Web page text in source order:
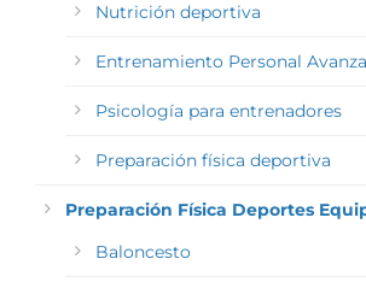
Nutrición deportiva
Entrenamiento Personal
Psicología para entrenadores
Preparación física deportiva
Preparación Física Deportes
Baloncesto